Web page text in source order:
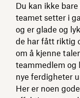
Du kan ikke
teamet setter i
og er glade og
de har fått riktig
om å kjenne
teammedlem og
nye ferdigheter
Her er noen